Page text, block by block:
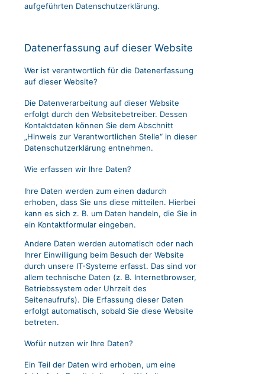
aufgeführten Datenschutzerklärung.
Datenerfassung auf dieser Website
Wer ist verantwortlich für die Datenerfassung
auf dieser Website?
Die Datenverarbeitung auf dieser Website
erfolgt durch den Websitebetreiber. Dessen
Kontaktdaten können Sie dem Abschnitt
„Hinweis zur Verantwortlichen Stelle“ in dieser
Datenschutzerklärung entnehmen.
Wie erfassen wir Ihre Daten?
Ihre Daten werden zum einen dadurch
erhoben, dass Sie uns diese mitteilen. Hierbei
kann es sich z. B. um Daten handeln, die Sie in
ein Kontaktformular eingeben.
Andere Daten werden automatisch oder nach
Ihrer Einwilligung beim Besuch der Website
durch unsere IT-Systeme erfasst. Das sind vor
allem technische Daten (z. B. Internetbrowser,
Betriebssystem oder Uhrzeit des
Seitenaufrufs). Die Erfassung dieser Daten
erfolgt automatisch, sobald Sie diese Website
betreten.
Wofür nutzen wir Ihre Daten?
Ein Teil der Daten wird erhoben, um eine